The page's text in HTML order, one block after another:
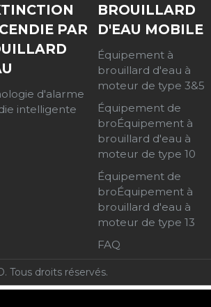
PAR
d'alarme
intelligente
BROUILLARD
D'EAU MOBILE
Équipement à
brouillard d'eau à
moteur de type 3&5
Équipement de
broÉquipement à
brouillard d'eau à
moteur de type 10
Équipement de
broÉquipement à
brouillard d'eau à
moteur de type 13
FAQ
Tous droits réservés.